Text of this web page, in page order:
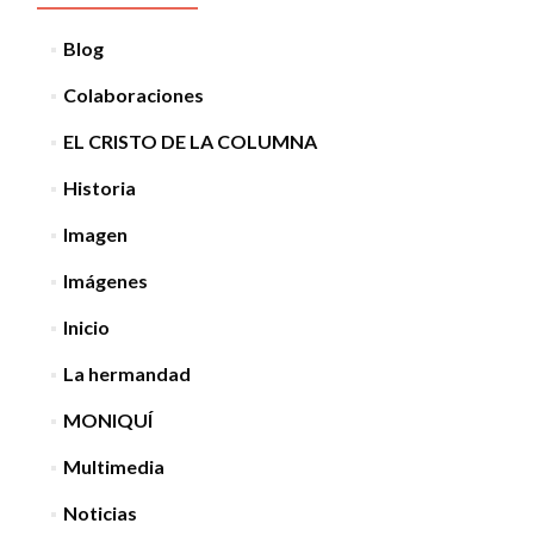
Blog
Colaboraciones
EL CRISTO DE LA COLUMNA
Historia
Imagen
Imágenes
Inicio
La hermandad
MONIQUÍ
Multimedia
Noticias